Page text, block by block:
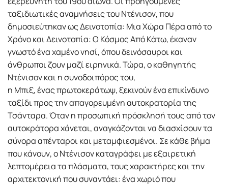
ταξιδιωτικές αναμνήσεις του Ντένισον, που
δημοσιεύτηκαν ως Δεινοτοπία: Μια Χώρα Πέρα από το
Χρόνο και Δεινοτοπία: Ο Κόσμος Από Κάτω, έκαναν
γνωστό ένα χαμένο νησί, όπου δεινόσαυροι και
άνθρωποι ζουν μαζί ειρηνικά. Τώρα, ο καθηγητής
Ντένισον και η συνοδοιπόρος του,
η Μπιξ, ένας πρωτοκεράτωψ, ξεκινούν ένα επικίνδυνο
ταξίδι προς την απαγορευμένη αυτοκρατορία της
Τσάνταρα. Όταν η προσωπική πρόσκλησή τους από τον
αυτοκράτορα χάνεται, αναγκάζονται να διασχίσουν τα
σύνορα απένταροι και μεταμφιεσμένοι. Σε κάθε βήμα
που κάνουν, ο Ντένισον καταγράφει με εξαιρετική
λεπτομέρεια τα πλάσματα, τους χαρακτήρες και την
αρχιτεκτονική που συναντάει: ένα χωριό που